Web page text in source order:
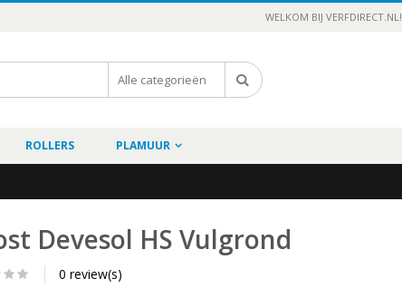
WELKOM BIJ VERFDIRECT.NL!
ROLLERS PLAMUUR
Devesol HS Vulgrond
0 review(s)